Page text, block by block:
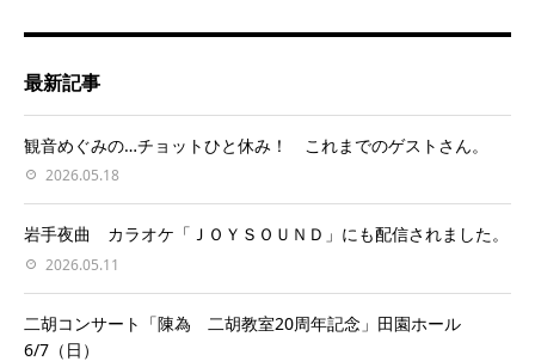
最新記事
観音めぐみの…チョットひと休み！ これまでのゲストさん。
2026.05.18
岩手夜曲 カラオケ「ＪＯＹＳＯＵＮＤ」にも配信されました。
2026.05.11
二胡コンサート「陳為 二胡教室20周年記念」田園ホール
6/7（日）